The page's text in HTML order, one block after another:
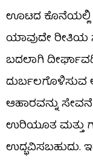
ಊಟದ ಕೊನೆಯಲ್ಲಿ
ಯಾವುದೇ ರೀತಿಯ
ಬದಲಾಗಿ
ಆಹಾರವನ್ನು
ಉರಿಯೂತ ಮತ್ತು
ಉದ್ಭವಿಸಬಹುದು.